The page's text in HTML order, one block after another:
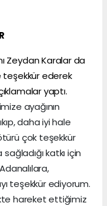
Zeydan Karalar da
teşekkür ederek
yaptı.
ayağının
daha iyi hale
çok teşekkür
katkı için
teşekkür ediyorum.
hareket ettiğimiz